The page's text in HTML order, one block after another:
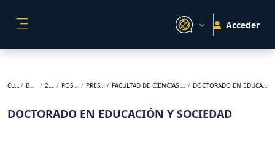
Acceder
Cursos BACKUP 2026-1 POSGRADO PRESENCIAL FACULTAD DE CIENCIAS DE LA EDUCACIÓN DOCTORADO EN EDUCACIÓN Y SOCIEDAD
DOCTORADO EN EDUCACIÓN Y SOCIEDAD